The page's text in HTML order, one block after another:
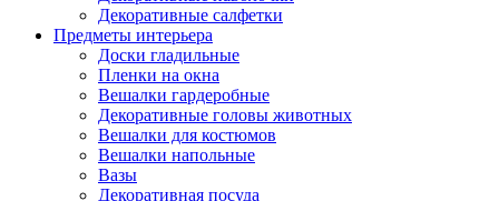
Декоративные салфетки
Предметы интерьера
Доски гладильные
Пленки на окна
Вешалки гардеробные
Декоративные головы животных
Вешалки для костюмов
Вешалки напольные
Вазы
Декоративная посуда